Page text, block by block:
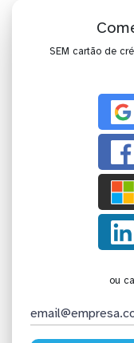
SEM cartão de
ou